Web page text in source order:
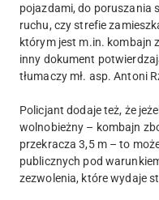
pojazdami, do poruszania
ruchu, czy strefie
którym jest m.in. kombajn
inny dokument
tłumaczy mł. asp. Antoni
Policjant dodaje też, że
wolnobieżny – kombajn
przekracza 3,5 m – to
publicznych pod
zezwolenia, które wydaje